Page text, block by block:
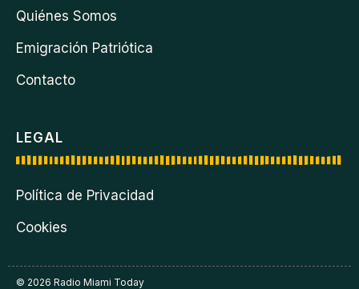
Quiénes Somos
Emigración Patriótica
Contacto
LEGAL
Política de Privacidad
Cookies
© 2026 Radio Miami Today